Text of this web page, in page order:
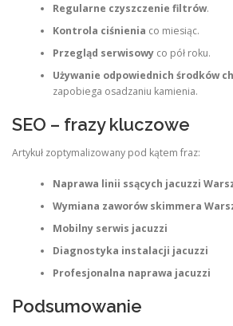
Regularne czyszczenie filtrów.
Kontrola ciśnienia co miesiąc.
Przegląd serwisowyco pół roku.
Używanie odpowiednich środków
zapobiega osadzaniu kamienia.
SEO – frazy kluczowe
Artykuł zoptymalizowany pod kątem fraz:
Naprawa linii ssących jacuzzi
Wymiana zaworów skimmera
Mobilny serwis jacuzzi
Diagnostyka instalacji jacuzzi
Profesjonalna naprawa jacuzzi
Podsumowanie